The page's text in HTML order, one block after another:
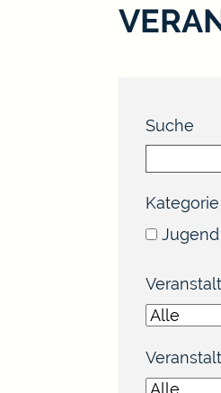
Suche
Kategorie
Jugend